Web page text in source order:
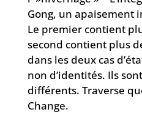
Gong, un apaisement
Le premier contient
second contient plus
dans les deux cas
non d’identités. Ils
différents. Traverse
Change.